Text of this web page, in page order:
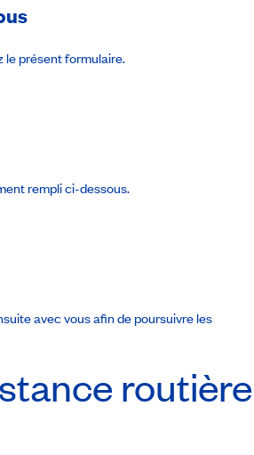
le présent formulaire.
rempli ci-dessous.
avec vous afin de poursuivre les
routière